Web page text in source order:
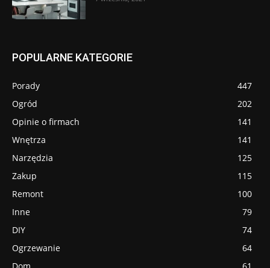
POPULARNE KATEGORIE
Porady
447
Ogród
202
Opinie o firmach
141
Wnętrza
141
Narzędzia
125
Zakup
115
Remont
100
Inne
79
DIY
74
Ogrzewanie
64